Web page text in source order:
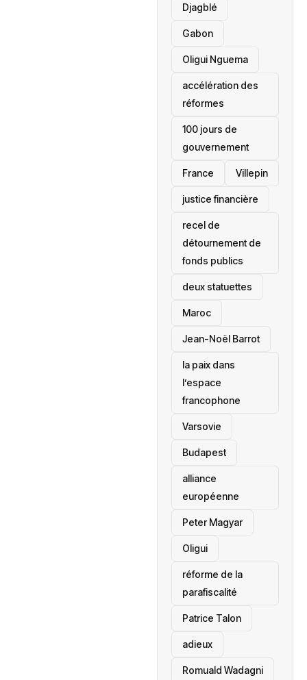
Djagblé
Gabon
Oligui Nguema
accélération des
réformes
100 jours de
gouvernement
France Villepin
justice financière
recel de
détournement de
fonds publics
deux statuettes
Maroc
Jean-Noël Barrot
la paix dans
l’espace
francophone
‎Varsovie
Budapest
alliance
européenne
Peter Magyar
Oligui
réforme de la
parafiscalité
Patrice Talon
adieux
Romuald Wadagni